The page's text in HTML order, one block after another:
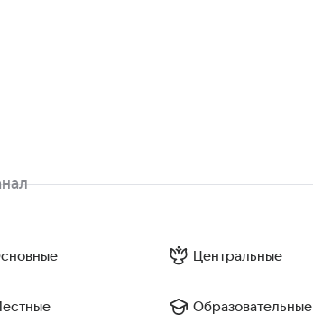
Центральные
Образовательные